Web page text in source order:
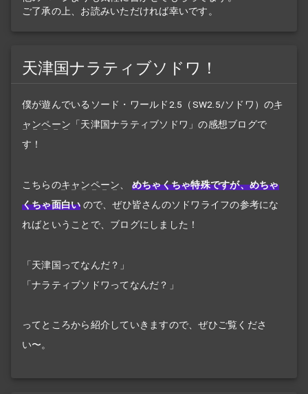
ご了承の上、お読みいただければ幸いです。
天津国ナラティブソドワ！
僕が遊んでいるソード・ワールド2.5（SW2.5/ソドワ）のキ
ャンペーン 「天津国ナラティブソドワ」の感想ブログで
す！
こちらのキャンペーン
めちゃくちゃ特殊ですが、めちゃ
くちゃ面白い ので、ぜひ皆さんのソドワライフの参考にな
ればということで、ブログにしました！
「天津国ってなんだ？」
「ナラティブソドワってなんだ？」
ってところから紹介していきますので、ぜひご覧くださ
い〜。